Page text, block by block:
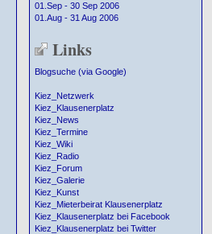
01.Sep - 30 Sep 2006
01.Aug - 31 Aug 2006
Links
Blogsuche (via Google)
Kiez_Netzwerk
Kiez_Klausenerplatz
Kiez_News
Kiez_Termine
Kiez_Wiki
Kiez_Radio
Kiez_Forum
Kiez_Galerie
Kiez_Kunst
Kiez_Mieterbeirat Klausenerplatz
Kiez_Klausenerplatz bei Facebook
Kiez_Klausenerplatz bei Twitter